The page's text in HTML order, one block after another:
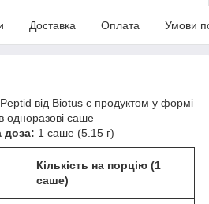
Доставка Оплата Умови
від Biotus є продуктом у формі
одноразові саше
доза: 1 саше (5.15 г)
Кількість на порцію (1
саше)